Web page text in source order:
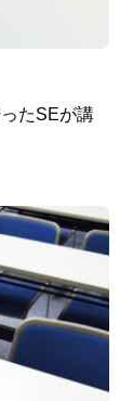
たSEが講